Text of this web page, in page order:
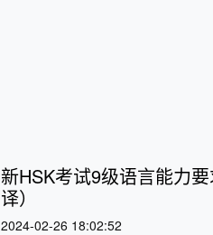
新HSK考试9级语言能力
译）
2024-02-26 18:02:52